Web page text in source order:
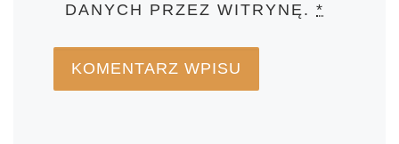
DANYCH PRZEZ WITRYNĘ.*